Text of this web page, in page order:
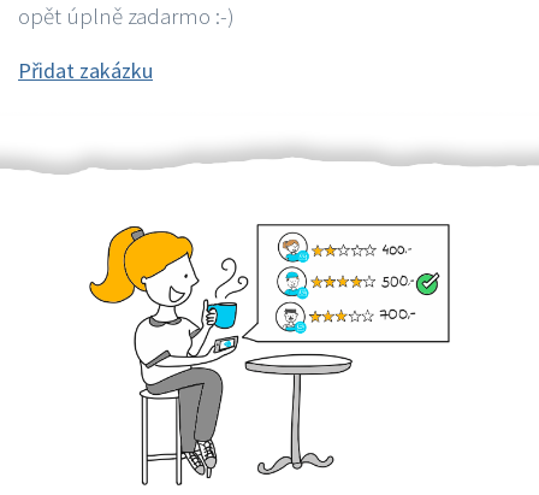
opět úplně zadarmo :-)
Přidat zakázku